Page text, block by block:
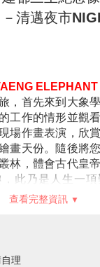
國界。您將於此
民生活情形。
品製造、交易、
多款茶飲與精緻
點，深受遊客喜愛
與白色禪堂，裝
適合祈福，也是
Kaew】 清萊
府之重要寶剎，
座佛塔時，才發
載，此尊玉佛隱
年，發現後，先
皇朝第一世皇從
供奉至今亦歷經
敬仰！這尊國寶
自助餐$250B
+椰子$450B
HOTEL 或 THE
或同級
村－藍廟WAT
境